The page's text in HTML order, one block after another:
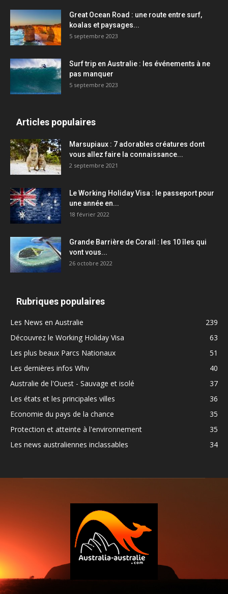
Great Ocean Road : une route entre surf,
koalas et paysages...
5 septembre 2023
Surf trip en Australie : les événements à ne
pas manquer
5 septembre 2023
Articles populaires
Marsupiaux : 7 adorables créatures dont
vous allez faire la connaissance...
2 septembre 2021
Le Working Holiday Visa : le passeport pour
une année en...
18 février 2022
Grande Barrière de Corail : les 10 îles qui
vont vous...
26 octobre 2022
Rubriques populaires
Les News en Australie
239
Découvrez le Working Holiday Visa
63
Les plus beaux Parcs Nationaux
51
Les dernières infos Whv
40
Australie de l'Ouest - Sauvage et isolé
37
Les états et les principales villes
36
Economie du pays de la chance
35
Protection et atteinte à l'environnement
35
Les news australiennes inclassables
34